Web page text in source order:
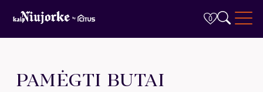
0
PAMĖGTI BUTAI